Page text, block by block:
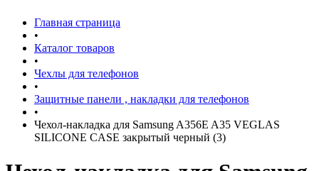
Главная страница
•
Каталог товаров
•
Чехлы для телефонов
•
Защитные панели , накладки для телефонов
•
Чехол-накладка для Samsung A356E A35 VEGLAS
SILICONE CASE закрытый черный (3)